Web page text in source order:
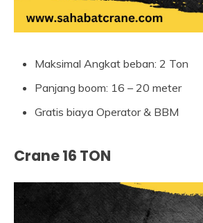
Maksimal Angkat beban: 2 Ton
Panjang boom: 16 – 20 meter
Gratis biaya Operator & BBM
Crane 16 TON